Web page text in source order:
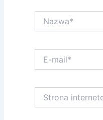
mail*
internetowa